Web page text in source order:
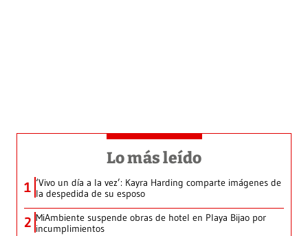
Lo más leído
1 ‘Vivo un día a la vez’: Kayra Harding comparte imágenes de
la despedida de su esposo
2 MiAmbiente suspende obras de hotel en Playa Bijao por
incumplimientos